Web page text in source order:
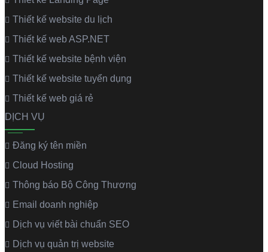
Thiết kế website du lịch
Thiết kế web ASP.NET
Thiết kế website bệnh viện
Thiết kế website tuyển dụng
Thiết kế web giá rẻ
DỊCH VỤ
Đăng ký tên miền
Cloud Hosting
Thông báo Bộ Công Thương
Email doanh nghiệp
Dịch vụ viết bài chuẩn SEO
Dịch vụ quản trị website